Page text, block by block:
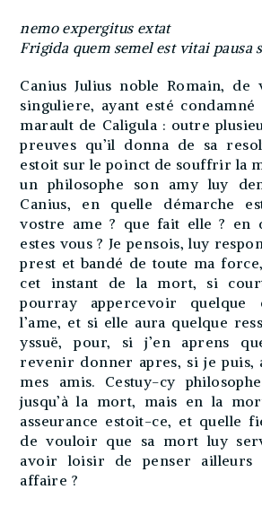
nemo expergitus extat
Frigida quem semel est vitai pausa
Canius Julius noble Romain,
singuliere, ayant esté
marault de Caligula : outre
preuves qu’il donna de sa
estoit sur le poinct de souffrir la
un philosophe son amy luy
Canius, en quelle démarche
vostre ame ? que fait elle ? en
estes vous ? Je pensois, luy
prest et bandé de toute ma
cet instant de la mort, si
pourray appercevoir quelque
l’ame, et si elle aura quelque
yssuë, pour, si j’en aprens
revenir donner apres, si je puis,
mes amis. Cestuy-cy
jusqu’à la mort, mais en la
asseurance estoit-ce, et quelle
de vouloir que sa mort luy
avoir loisir de penser
affaire ?